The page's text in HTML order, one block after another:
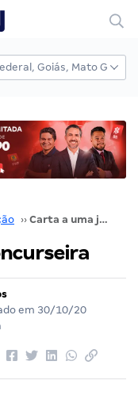
›› Carta a uma jovem concurseira
em 30/10/20